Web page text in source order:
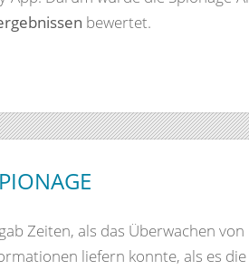
bewertet.
Zeiten, als das Überwachen
liefern konnte, als es